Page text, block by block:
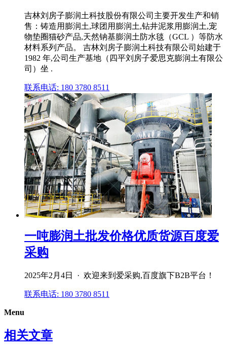
吉林刘房子膨润土科技股份有限公司主要开发生产和销
售：铸造用膨润土,球团用膨润土,钻井泥浆用膨润土,宠
物垫圈猫砂产品,天然钠基膨润土防水毯（GCL ）等防水
材料系列产品。 吉林刘房子膨润土科技有限公司始建于
1982 年,公司生产基地（四平刘房子爱思克膨润土有限公
司）坐 .
联系电话: 180 3780 8511
一吨膨润土批发价格优质货源百度爱
采购
2025年2月4日 · 欢迎来到爱采购,百度旗下B2B平台！
联系电话: 180 3780 8511
Menu
相关文章